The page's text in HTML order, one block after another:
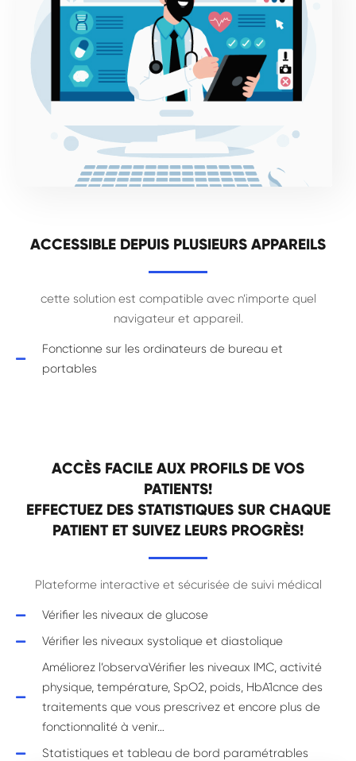
ACCESSIBLE DEPUIS PLUSIEURS APPAREILS
cette solution est compatible avec n’importe quel
navigateur et appareil.
Fonctionne sur les ordinateurs de bureau et
portables
ACCÈS FACILE AUX PROFILS DE VOS
PATIENTS!
EFFECTUEZ DES STATISTIQUES SUR CHAQUE
PATIENT ET SUIVEZ LEURS PROGRÈS!
Plateforme interactive et sécurisée de suivi médical
Vérifier les niveaux de glucose
Vérifier les niveaux systolique et diastolique
Améliorez l’observaVérifier les niveaux IMC, activité
physique, température, SpO2, poids, HbA1cnce des
traitements que vous prescrivez et encore plus de
fonctionnalité à venir…
Statistiques et tableau de bord paramétrables